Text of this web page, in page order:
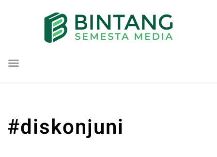
konten
#diskonjuni